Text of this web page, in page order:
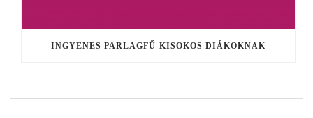
INGYENES PARLAGFŰ-KISOKOS DIÁKOKNAK